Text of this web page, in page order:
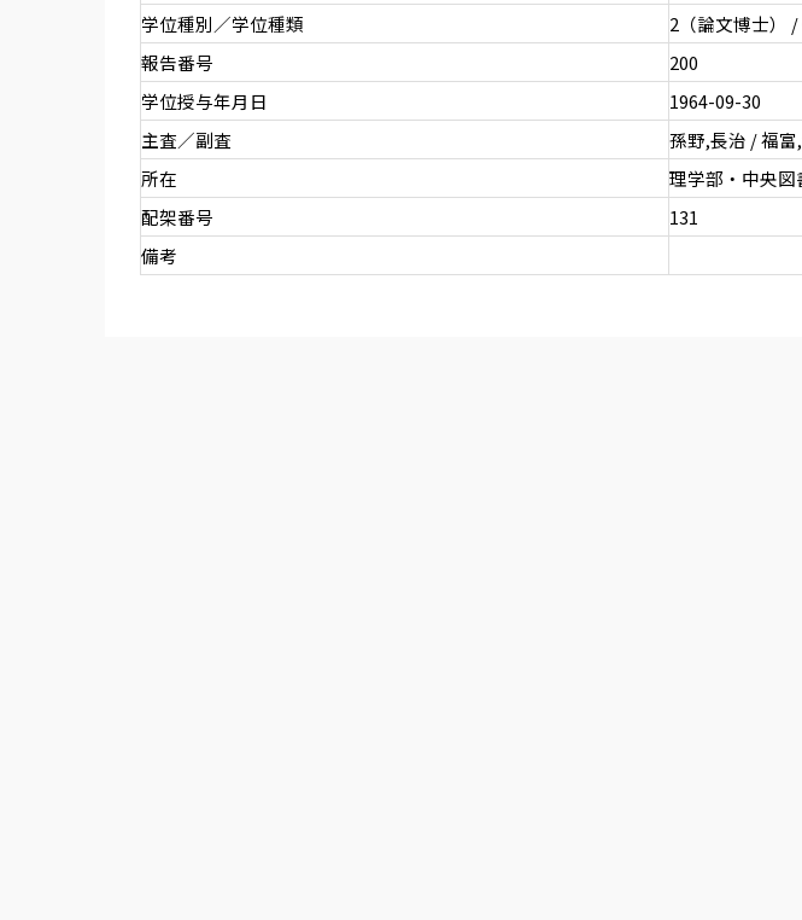
学位種別／学位種類
2（論文博士） /
報告番号
200
学位授与年月日
1964-09-30
主査／副査
孫野,長治 / 福
所在
理学部・中央図
配架番号
131
備考